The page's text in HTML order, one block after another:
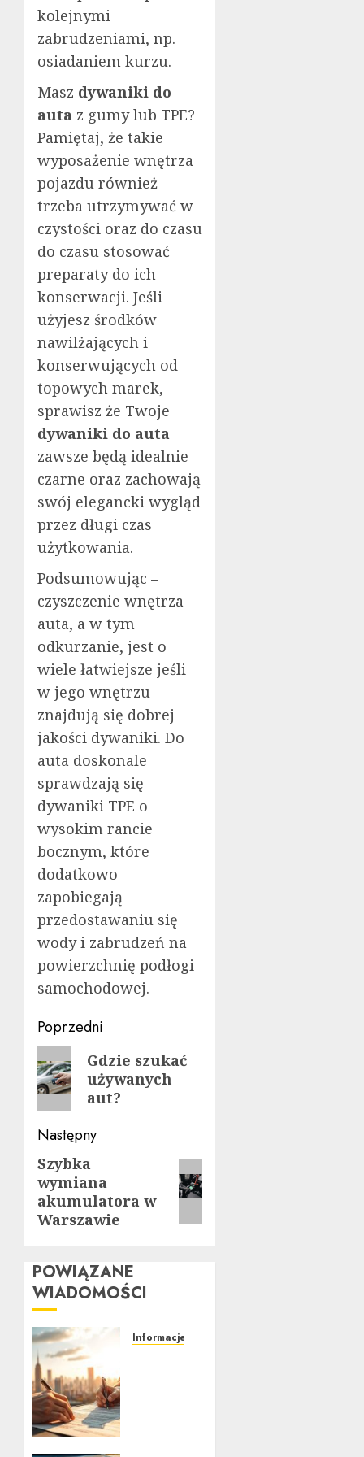
kolejnymi
zabrudzeniami, np.
osiadaniem kurzu.
Masz dywaniki do
auta z gumy lub TPE?
Pamiętaj, że takie
wyposażenie wnętrza
pojazdu również
trzeba utrzymywać w
czystości oraz do czasu
do czasu stosować
preparaty do ich
konserwacji. Jeśli
użyjesz środków
nawilżających i
konserwujących od
topowych marek,
sprawisz że Twoje
dywaniki do auta
zawsze będą idealnie
czarne oraz zachowają
swój elegancki wygląd
przez długi czas
użytkowania.
Podsumowując –
czyszczenie wnętrza
auta, a w tym
odkurzanie, jest o
wiele łatwiejsze jeśli
w jego wnętrzu
znajdują się dobrej
jakości dywaniki. Do
auta doskonale
sprawdzają się
dywaniki TPE o
wysokim rancie
bocznym, które
dodatkowo
zapobiegają
przedostawaniu się
wody i zabrudzeń na
powierzchnię podłogi
samochodowej.
Zobacz
wpisy
Poprzedni
Poprzedni
wpis:
Gdzie szukać
używanych
aut?
Następny
Następny
wpis:
Szybka
wymiana
akumulatora w
Warszawie
POWIĄZANE
WIADOMOŚCI
Informacje